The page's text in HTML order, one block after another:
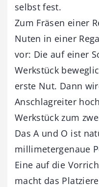
selbst fest.
Zum Fräsen einer
Nuten in einer
vor: Die auf einer
Werkstück
erste Nut. Dann
Anschlagreiter
Werkstück zum
Das A und O ist
millimetergenaue
Eine auf die
macht das